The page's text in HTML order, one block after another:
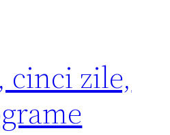
cinci zile,